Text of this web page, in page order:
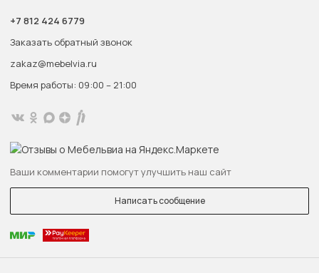
+7 812 424 6779
Заказать обратный звонок
zakaz@mebelvia.ru
Время работы: 09:00 – 21:00
Ваши комментарии помогут улучшить наш сайт
Написать сообщение